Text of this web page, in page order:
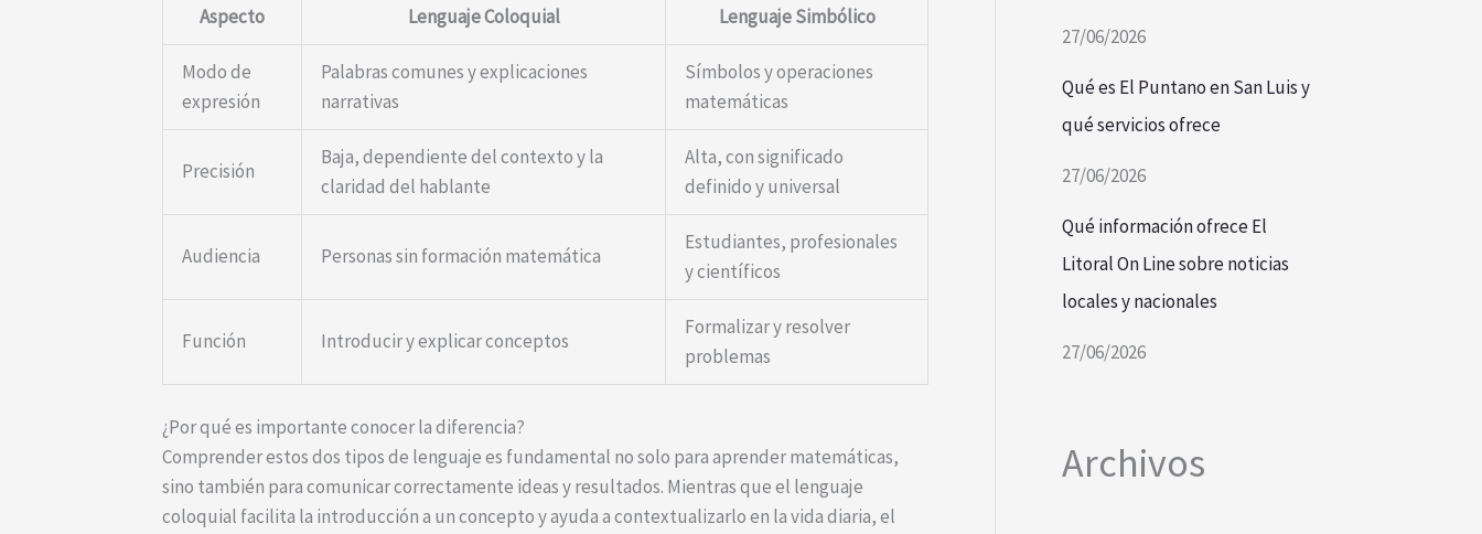
Aspecto
Lenguaje Coloquial Lenguaje Simbólico
Modo de
expresión
Palabras comunes y explicaciones
narrativas
Símbolos y operaciones
matemáticas
Precisión
Baja, dependiente del contexto y la
claridad del hablante
Alta, con significado
definido y universal
Audiencia Personas sin formación matemática
Estudiantes, profesionales
y científicos
Función Introducir y explicar conceptos
Formalizar y resolver
problemas
¿Por qué es importante conocer la diferencia?
Comprender estos dos tipos de lenguaje es fundamental no solo para aprender matemáticas,
sino también para comunicar correctamente ideas y resultados. Mientras que el lenguaje
coloquial facilita la introducción a un concepto y ayuda a contextualizarlo en la vida diaria, el
27/06/2026
Qué es El Puntano en San Luis y
qué servicios ofrece
27/06/2026
Qué información ofrece El
Litoral On Line sobre noticias
locales y nacionales
27/06/2026
Archivos